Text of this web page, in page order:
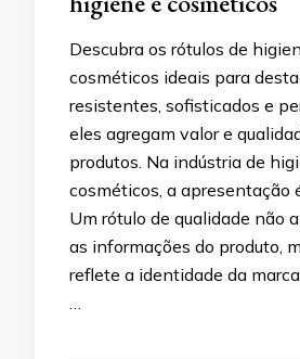
Descubra os rótulos de
cosméticos ideais para
resistentes, sofisticados e
eles agregam valor e
produtos. Na indústria de
cosméticos, a apresentação
Um rótulo de qualidade não
as informações do produto,
reflete a identidade da
…